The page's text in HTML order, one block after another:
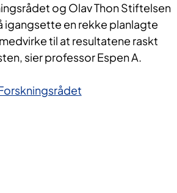
og Olav Thon Stiftelsen
igangsette en rekke planlagte
til at resultatene raskt
sier professor Espen A.